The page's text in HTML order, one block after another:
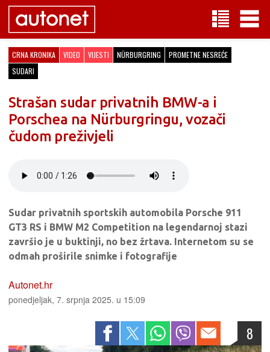
CRNA KRONIKA VIDEO VIJESTI NÜRBURGRING
PROMETNE NESREĆE
SUDARI
Strašan sudar privatnih BMW-a i
Porschea na Nürburgringu, vozači
čudom preživjeli
Sudar privatnih sportskih automobila Porsche 911
GT3 RS i BMW M2 Competition na legendarnoj stazi
završio je u buktinji, no bez žrtava. Internetom su se
odmah proširile snimke i fotografije
Autonet.hr
ponedjeljak, 7. srpnja 2025. u 15:09
8